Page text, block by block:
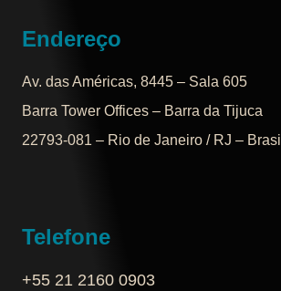
Endereço
Av. das Américas, 8445 – Sala 605
Barra Tower Offices – Barra da Tijuca
22793-081 – Rio de Janeiro / RJ – Brasil
Telefone
+55 21 2160 0903‬